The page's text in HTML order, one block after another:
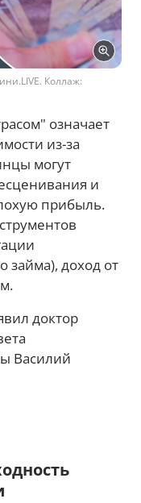
Коллаж:
означает
из-за
могут
и
прибыль.
займа), доход от
доктор
Василий